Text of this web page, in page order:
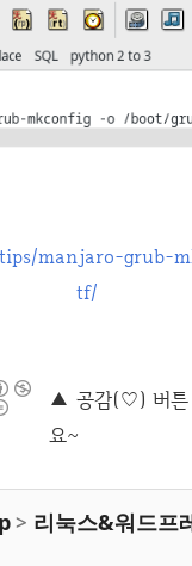
manjaro-grub-
tf/
> 리눅스&워드프